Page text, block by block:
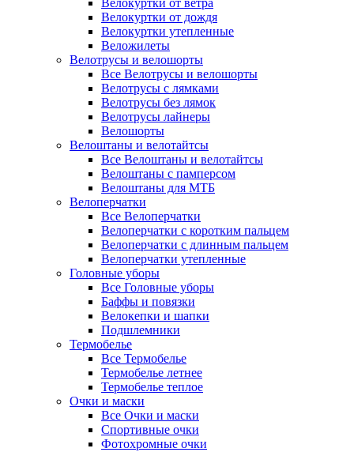
Велокуртки от ветра
Велокуртки от дождя
Велокуртки утепленные
Веложилеты
Велотрусы и велошорты
Все Велотрусы и велошорты
Велотрусы с лямками
Велотрусы без лямок
Велотрусы лайнеры
Велошорты
Велоштаны и велотайтсы
Все Велоштаны и велотайтсы
Велоштаны с памперсом
Велоштаны для МТБ
Велоперчатки
Все Велоперчатки
Велоперчатки с коротким пальцем
Велоперчатки с длинным пальцем
Велоперчатки утепленные
Головные уборы
Все Головные уборы
Баффы и повязки
Велокепки и шапки
Подшлемники
Термобелье
Все Термобелье
Термобелье летнее
Термобелье теплое
Очки и маски
Все Очки и маски
Спортивные очки
Фотохромные очки